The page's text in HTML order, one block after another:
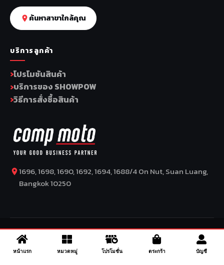
หน้าแรก หมวดหมู่ โปรโมชั่น ตระกร้า บัญชี
ค้นหาสาขาใกล้คุณ
บริการลูกค้า
โปรโมชันสินค้า
บริการของ SHOWPOW
วิธีการสั่งซื้อสินค้า
1696, 1698, 1690, 1692, 1694, 1688/4 On Nut, Suan Luang,
Bangkok 10250
COPYRIGHT BY COMP MOTO CO., LTD © 2026– SuperBike x
SuperDrive – ข่าวรถยนต์ รีวิวรถยนต์ไฟฟ้า ข่าวรถไฟฟ้า ข่าวรถ
จักรยานยนต์ รีวิวมอเตอร์ไซค์ ข่าวมอเตอร์ไซค์ รถยนต์ รถไฟฟ้า